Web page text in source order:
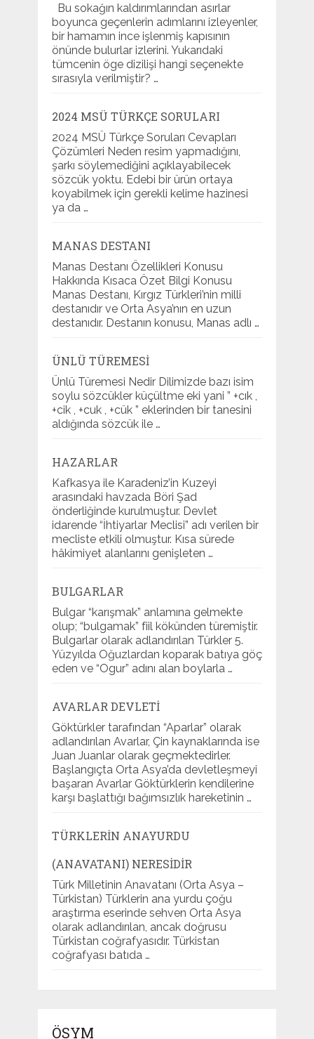
Bu sokağın kaldırımlarından asırlar
boyunca geçenlerin adımlarını izleyenler,
bir hamamın ince işlenmiş kapısının
önünde bulurlar izlerini. Yukarıdaki
tümcenin öge dizilişi hangi seçenekte
sırasıyla verilmiştir? …
2024 MSÜ TÜRKÇE SORULARI
2024 MSÜ Türkçe Soruları Cevapları
Çözümleri Neden resim yapmadığını,
şarkı söylemediğini açıklayabilecek
sözcük yoktu. Edebi bir ürün ortaya
koyabilmek için gerekli kelime hazinesi
ya da …
MANAS DESTANI
Manas Destanı Özellikleri Konusu
Hakkında Kısaca Özet Bilgi Konusu
Manas Destanı, Kırgız Türkleri’nin milli
destanıdır ve Orta Asya’nın en uzun
destanıdır. Destanın konusu, Manas adlı …
ÜNLÜ TÜREMESI
Ünlü Türemesi Nedir Dilimizde bazı isim
soylu sözcükler küçültme eki yani ” +cık ,
+cik , +cuk , +cük ” eklerinden bir tanesini
aldığında sözcük ile …
HAZARLAR
Kafkasya ile Karadeniz’in Kuzeyi
arasındaki havzada Böri Şad
önderliğinde kurulmuştur. Devlet
idarende “İhtiyarlar Meclisi” adı verilen bir
mecliste etkili olmuştur. Kısa sürede
hâkimiyet alanlarını genişleten …
BULGARLAR
Bulgar “karışmak” anlamına gelmekte
olup; “bulgamak” fiil kökünden türemiştir.
Bulgarlar olarak adlandırılan Türkler 5.
Yüzyılda Oğuzlardan koparak batıya göç
eden ve “Ogur” adını alan boylarla …
AVARLAR DEVLETI
Göktürkler tarafından “Aparlar” olarak
adlandırılan Avarlar, Çin kaynaklarında ise
Juan Juanlar olarak geçmektedirler.
Başlangıçta Orta Asya’da devletleşmeyi
başaran Avarlar Göktürklerin kendilerine
karşı başlattığı bağımsızlık hareketinin …
TÜRKLERIN ANAYURDU
(ANAVATANI) NERESIDIR
Türk Milletinin Anavatanı (Orta Asya –
Türkistan) Türklerin ana yurdu çoğu
araştırma eserinde sehven Orta Asya
olarak adlandırılan, ancak doğrusu
Türkistan coğrafyasıdır. Türkistan
coğrafyası batıda …
ÖSYM